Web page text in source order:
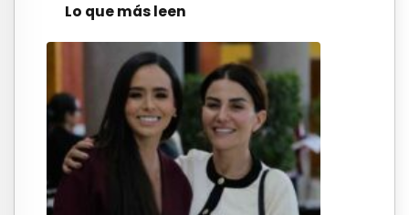
Lo que más leen